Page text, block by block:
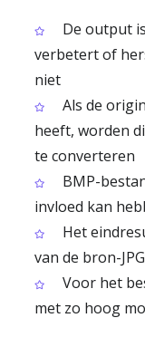
De output
verbetert of
niet
Als de
heeft, worden
te converteren
BMP-
invloed kan
Het
van de bron-JPG
Voor het
met zo hoog